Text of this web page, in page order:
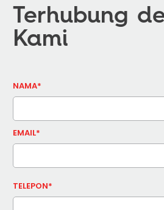
Terhubung
Kami
NAMA*
EMAIL*
TELEPON*